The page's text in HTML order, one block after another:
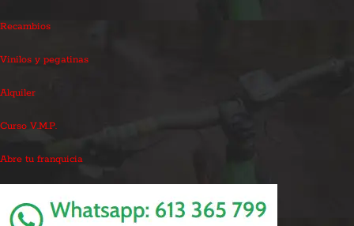
Recambios
Vinilos y pegatinas
Alquiler
Curso V.M.P.
Abre tu franquicia